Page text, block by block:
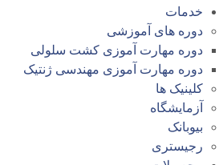
خدمات
دوره های آموزشی
دوره مهارت آموزی کشت سلولی
دوره مهارت آموزی مهندسی ژنتیک
کلینیک ها
آزمایشگاه
بیوبانک
رجیستری